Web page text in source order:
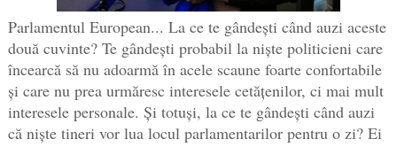
Parlamentul European... La ce te gândești când auzi aceste
două cuvinte? Te gândești probabil la niște politicieni care
încearcă să nu adoarmă în acele scaune foarte confortabile
și care nu prea urmăresc interesele cetățenilor, ci mai mult
interesele personale. Și totuși, la ce te gândești când auzi
că niște tineri vor lua locul parlamentarilor pentru o zi? Ei